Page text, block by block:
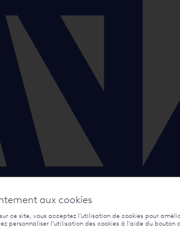
aux cookies
ce site, vous acceptez l'utilisation de cookies pour
personnaliser l'utilisation des cookies à l'aide du bouton